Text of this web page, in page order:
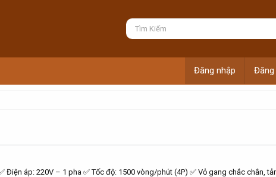
Đăng nhập Đăng
Điện áp: 220V – 1 pha ✅ Tốc độ: 1500 vòng/phút (4P) ✅ Vỏ gang chắc chắn,